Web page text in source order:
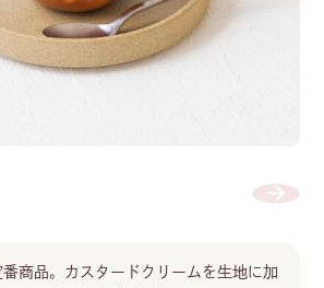
商品。カスタードクリームを生地に加